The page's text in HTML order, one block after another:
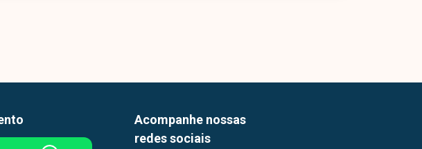
Acompanhe nossas
redes sociais